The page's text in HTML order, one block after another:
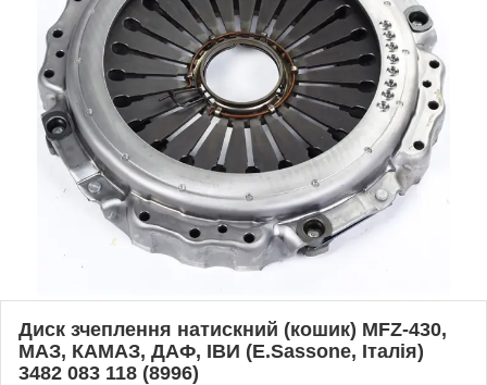
Диск зчеплення натискний (кошик) MFZ-430,
МАЗ, КАМАЗ, ДАФ, ІВИ (E.Sassone, Італія)
3482 083 118 (8996)